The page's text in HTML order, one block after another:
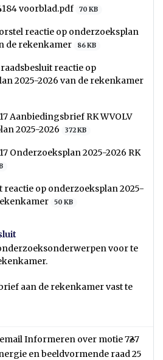
voorblad.pdf
70 KB
reactie op onderzoeksplan
de rekenkamer
86 KB
reactie op
2025-2026 van de rekenkamer
Aanbiedingsbrief RK WVOLV
2025-2026
372 KB
Onderzoeksplan 2025-2026 RK
reactie op onderzoeksplan 2025-
50 KB
voor te
aan de rekenkamer vast te
Informeren over motie 727
en beeldvormende raad 25